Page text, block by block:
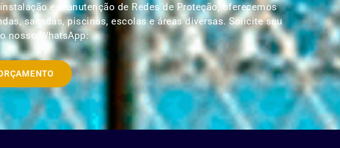
e manutenção de Redes de Proteção, oferecemos
sacadas, piscinas, escolas e áreas diversas. Solicite seu
nosso WhatsApp: